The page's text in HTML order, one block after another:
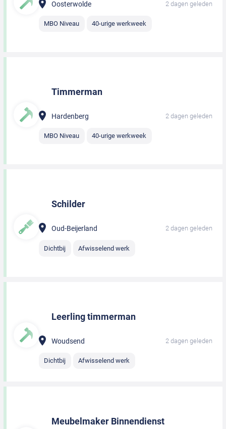
Oosterwolde 2 dagen geleden
MBO Niveau 40-urige werkweek
Timmerman
Hardenberg 2 dagen geleden
MBO Niveau 40-urige werkweek
Schilder
Oud-Beijerland 2 dagen geleden
Dichtbij Afwisselend werk
Leerling timmerman
Woudsend 2 dagen geleden
Dichtbij Afwisselend werk
Meubelmaker Binnendienst